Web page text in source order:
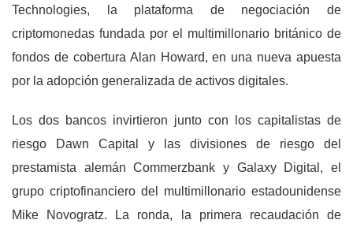
Technologies, la plataforma de negociación de
criptomonedas fundada por el multimillonario británico de
fondos de cobertura Alan Howard, en una nueva apuesta
por la adopción generalizada de activos digitales.
Los dos bancos invirtieron junto con los capitalistas de
riesgo Dawn Capital y las divisiones de riesgo del
prestamista alemán Commerzbank y Galaxy Digital, el
grupo criptofinanciero del multimillonario estadounidense
Mike Novogratz. La ronda, la primera recaudación de